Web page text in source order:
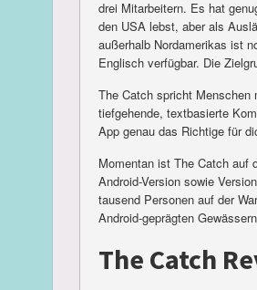
drei Mitarbeitern. Es hat
den USA lebst, aber als
außerhalb Nordamerikas ist
Englisch verfügbar. Die
The Catch spricht
tiefgehende, textbasierte
App genau das Richtige für
Momentan ist The Catch auf
Android-Version sowie
tausend Personen auf der
Android-geprägten
The Catch